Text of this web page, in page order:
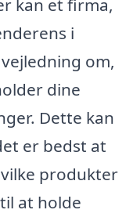
kan et firma,
i
om,
dine
Dette kan
er bedst at
produkter
at holde